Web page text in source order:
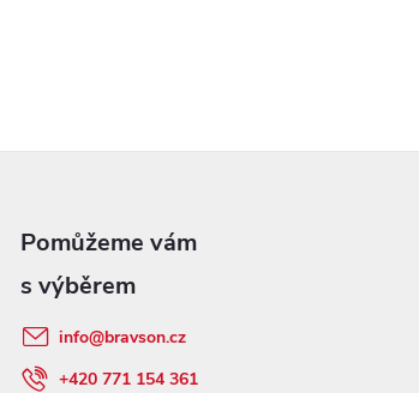
info@bravson.cz
+420 771 154 361